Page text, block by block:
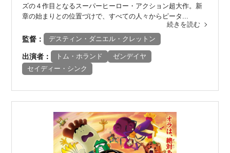
ズの４作目となるスーパーヒーロー・アクション超大作。新
章の始まりとの位置づけで、すべての人々からピータ...
続きを読む
監督： デスティン・ダニエル・クレットン
出演者： トム・ホランド
ゼンデイヤ
セイディー・シンク